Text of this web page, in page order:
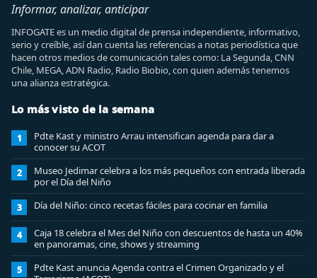
Informar, analizar, anticipar
INFOGATE es un medio digital de prensa independiente, informativo,
serio y creíble, así dan cuenta las referencias a notas periodística que
hacen otros medios de comunicación tales como: La Segunda, CNN
Chile, MEGA, ADN Radio, Radio Biobio, con quien además tenemos
una alianza estratégica.
Lo más visto de la semana
1
Pdte Kast y ministro Arrau intensifican agenda para dar a
conocer su ACOT
2
Museo Jedimar celebra a los más pequeños con entrada liberada
por el Día del Niño
3 Día del Niño: cinco recetas fáciles para cocinar en familia
4
Caja 18 celebra el Mes del Niño con descuentos de hasta un 40%
en panoramas, cine, shows y streaming
5
Pdte Kast anuncia Agenda contra el Crimen Organizado y el